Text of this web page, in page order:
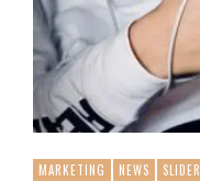
MARKETING NEWS SLIDER